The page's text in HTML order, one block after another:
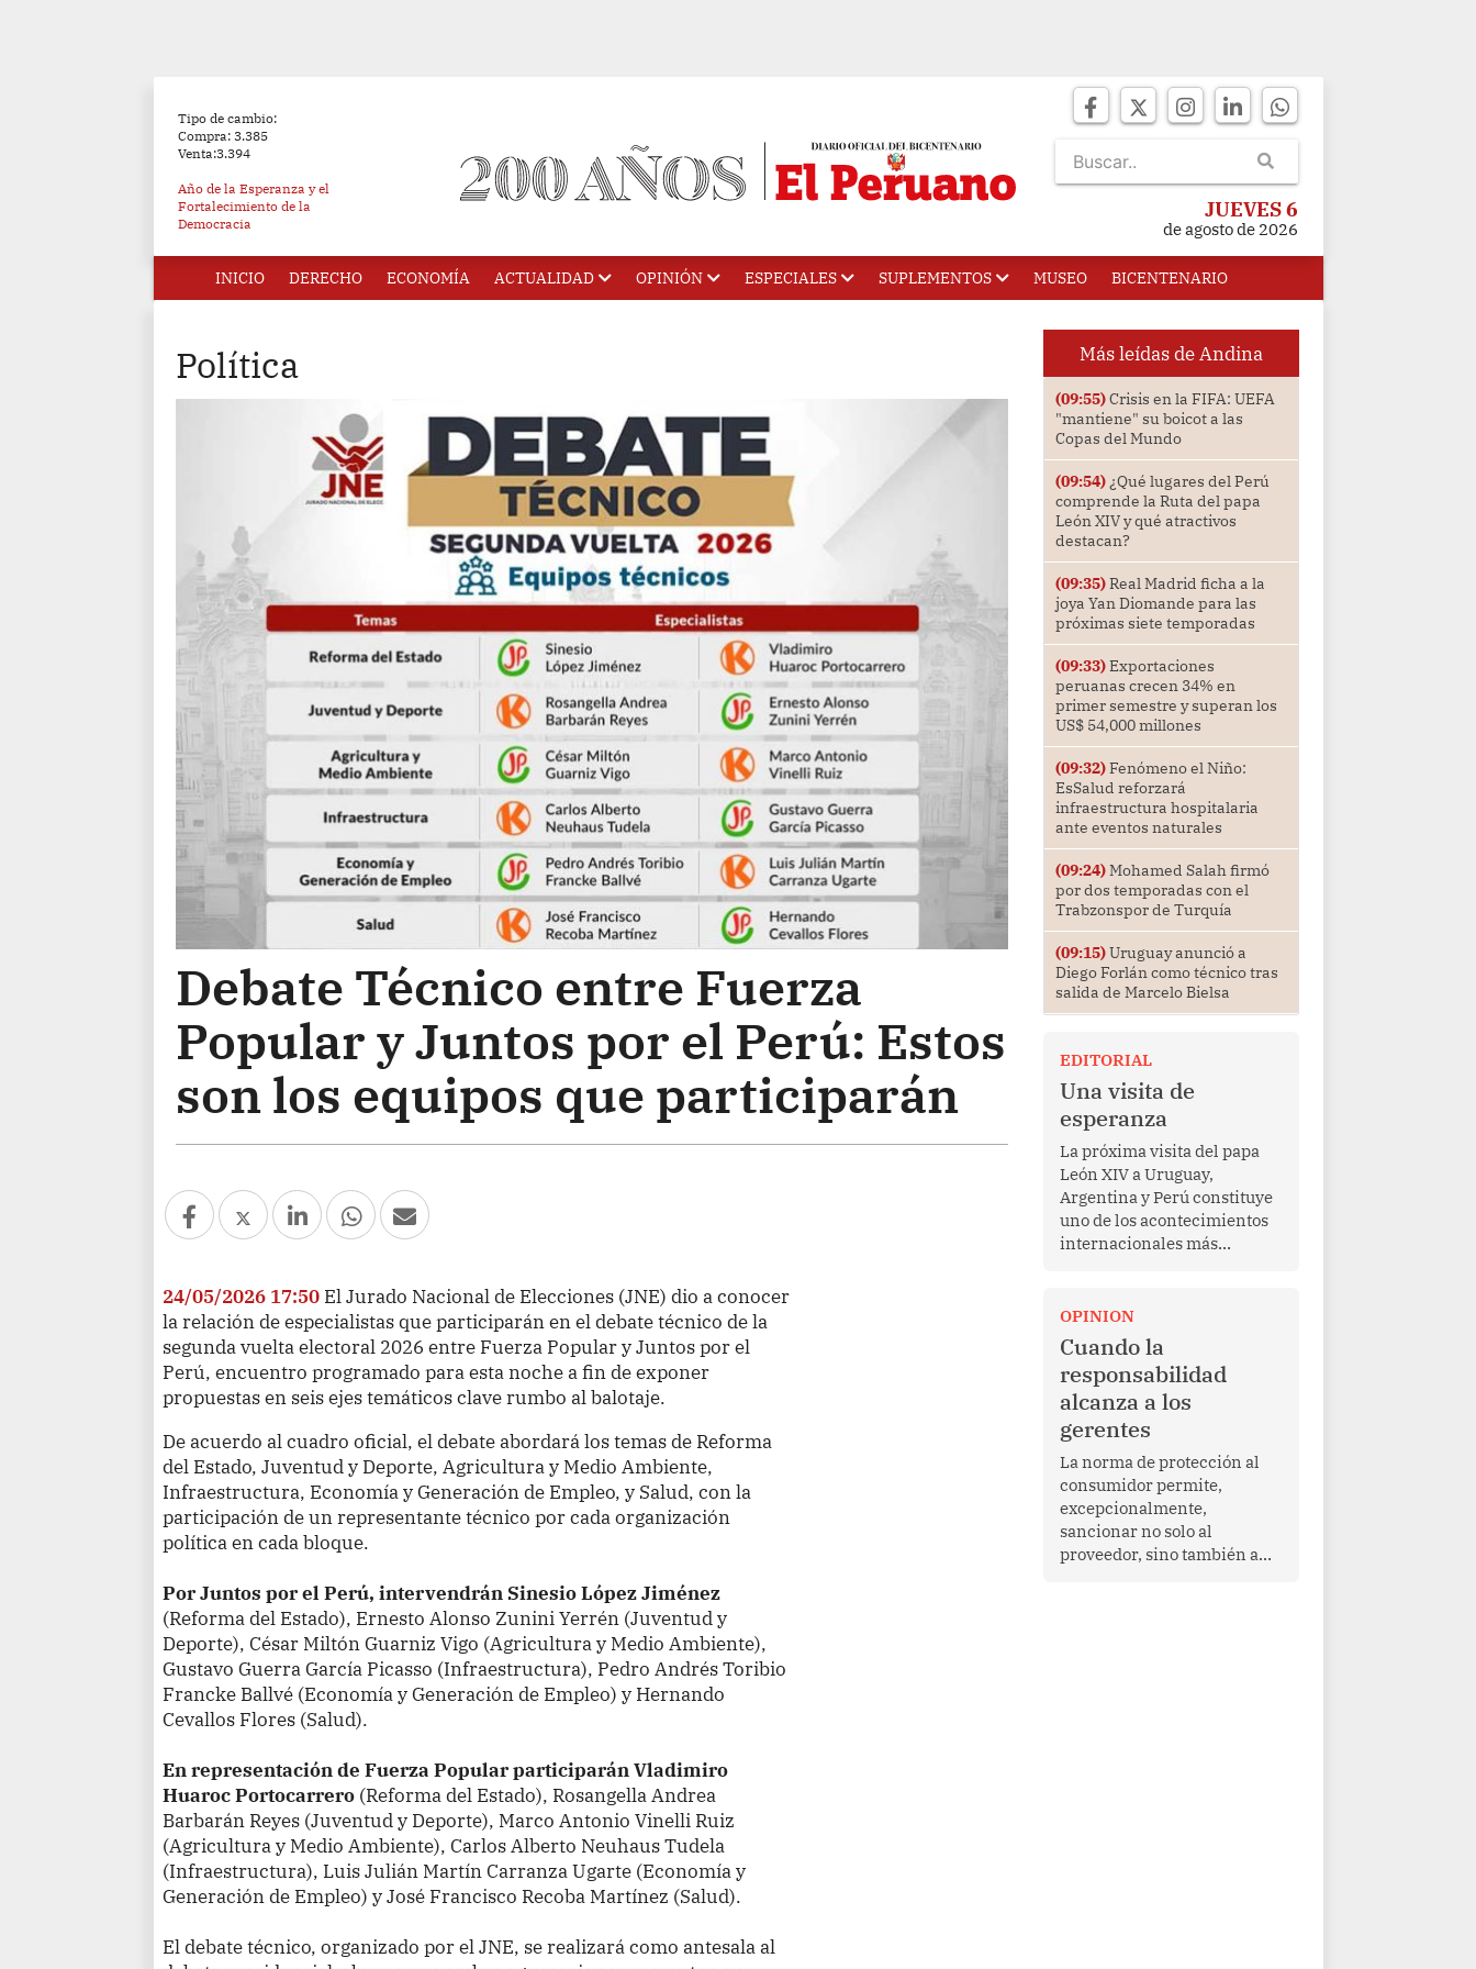
Tipo de cambio:
Compra: 3.385
Venta:3.394
Año de la Esperanza y el
Fortalecimiento de la
Democracia
JUEVES 6
de agosto de 2026
INICIO DERECHO ECONOMÍA ACTUALIDAD OPINIÓN ESPECIALES SUPLEMENTOS MUSEO BICENTENARIO
Política
Debate Técnico entre Fuerza
Popular y Juntos por el Perú: Estos
son los equipos que participarán
24/05/2026 17:50 El Jurado Nacional de Elecciones (JNE) dio a conocer
la relación de especialistas que participarán en el debate técnico de la
segunda vuelta electoral 2026 entre Fuerza Popular y Juntos por el
Perú, encuentro programado para esta noche a fin de exponer
propuestas en seis ejes temáticos clave rumbo al balotaje.
De acuerdo al cuadro oficial, el debate abordará los temas de Reforma
del Estado, Juventud y Deporte, Agricultura y Medio Ambiente,
Infraestructura, Economía y Generación de Empleo, y Salud, con la
participación de un representante técnico por cada organización
política en cada bloque.
Por Juntos por el Perú, intervendrán Sinesio López Jiménez
(Reforma del Estado), Ernesto Alonso Zunini Yerrén (Juventud y
Deporte), César Miltón Guarniz Vigo (Agricultura y Medio Ambiente),
Gustavo Guerra García Picasso (Infraestructura), Pedro Andrés Toribio
Francke Ballvé (Economía y Generación de Empleo) y Hernando
Cevallos Flores (Salud).
En representación de Fuerza Popular participarán Vladimiro
Huaroc Portocarrero (Reforma del Estado), Rosangella Andrea
Barbarán Reyes (Juventud y Deporte), Marco Antonio Vinelli Ruiz
(Agricultura y Medio Ambiente), Carlos Alberto Neuhaus Tudela
(Infraestructura), Luis Julián Martín Carranza Ugarte (Economía y
Generación de Empleo) y José Francisco Recoba Martínez (Salud).
El debate técnico, organizado por el JNE, se realizará como antesala al
Más leídas de Andina
(09:55)Crisis en la FIFA: UEFA
"mantiene" su boicot a las
Copas del Mundo
(09:54)¿Qué lugares del Perú
comprende la Ruta del papa
León XIV y qué atractivos
destacan?
(09:35)Real Madrid ficha a la
joya Yan Diomande para las
próximas siete temporadas
(09:33)Exportaciones
peruanas crecen 34% en
primer semestre y superan los
US$ 54,000 millones
(09:32)Fenómeno el Niño:
EsSalud reforzará
infraestructura hospitalaria
ante eventos naturales
(09:24)Mohamed Salah firmó
por dos temporadas con el
Trabzonspor de Turquía
(09:15)Uruguay anunció a
Diego Forlán como técnico tras
salida de Marcelo Bielsa
EDITORIAL
Una visita de
esperanza
La próxima visita del papa
León XIV a Uruguay,
Argentina y Perú constituye
uno de los acontecimientos
internacionales más
Más allá de su dimensión
religiosa, esta gira
representa una oportunidad
para reafirmar el valor del
diálogo, fortalecer los
vínculos entre los pueblos y
proyectar una imagen de
cooperación en una región
que enfrenta desafíos en
materia de desarrollo,
cohesión social y
gobernabilidad.
OPINION
Cuando la
responsabilidad
alcanza a los
gerentes
La norma de protección al
consumidor permite,
excepcionalmente,
sancionar no solo al
proveedor, sino también a